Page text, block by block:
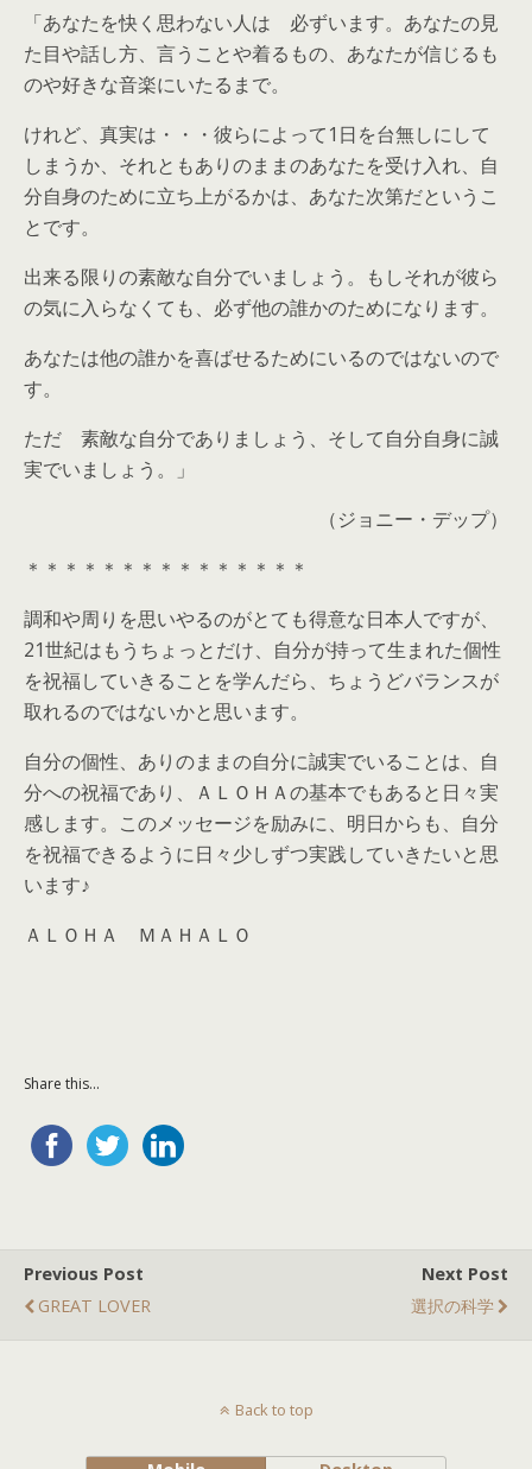
「あなたを快く思わない人は 必ずいます。あなたの見
た目や話し方、言うことや着るもの、あなたが信じるも
のや好きな音楽にいたるまで。
けれど、真実は・・・彼らによって1日を台無しにして
しまうか、それともありのままのあなたを受け入れ、自
分自身のために立ち上がるかは、あなた次第だというこ
とです。
出来る限りの素敵な自分でいましょう。もしそれが彼ら
の気に入らなくても、必ず他の誰かのためになります。
あなたは他の誰かを喜ばせるためにいるのではないので
す。
ただ 素敵な自分でありましょう、そして自分自身に誠
実でいましょう。」
（ジョニー・デップ）
＊＊＊＊＊＊＊＊＊＊＊＊＊＊＊
調和や周りを思いやるのがとても得意な日本人ですが、
21世紀はもうちょっとだけ、自分が持って生まれた個性
を祝福していきることを学んだら、ちょうどバランスが
取れるのではないかと思います。
自分の個性、ありのままの自分に誠実でいることは、自
分への祝福であり、ＡＬＯＨＡの基本でもあると日々実
感します。このメッセージを励みに、明日からも、自分
を祝福できるように日々少しずつ実践していきたいと思
います♪
ＡＬＯＨＡ ＭＡＨＡＬＯ
Share this...
Previous Post
GREAT LOVER
Next Post
選択の科学
Back to top